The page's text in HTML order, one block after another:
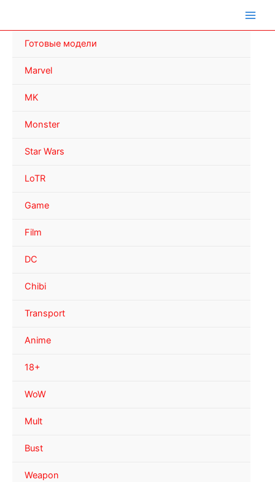
Готовые модели
Marvel
MK
Monster
Star Wars
LoTR
Game
Film
DC
Chibi
Transport
Anime
18+
WoW
Mult
Bust
Weapon